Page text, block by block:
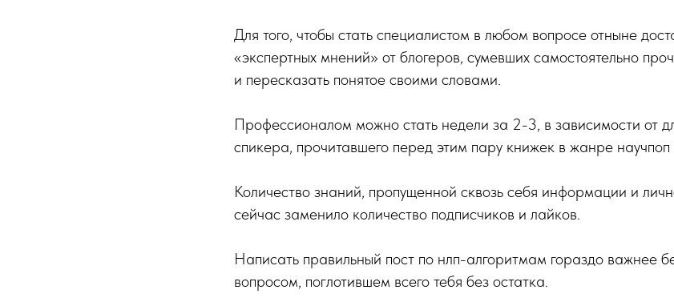
Для того, чтобы стать специалистом в любом вопросе отныне
«экспертных мнений» от блогеров, сумевших самостоятельно
и пересказать понятое своими словами.
Профессионалом можно стать недели за 2-3, в зависимости от
спикера, прочитавшего перед этим пару книжек в жанре
Количество знаний, пропущенной сквозь себя информации и
сейчас заменило количество подписчиков и лайков.
Написать правильный пост по нлп-алгоритмам гораздо важнее
вопросом, поглотившем всего тебя без остатка.